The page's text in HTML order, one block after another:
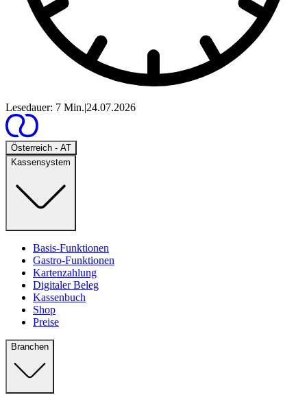
Lesedauer: 7 Min.|24.07.2026
Österreich - ATOpen
Kassensystem
Basis-Funktionen
Gastro-Funktionen
Kartenzahlung
Digitaler Beleg
Kassenbuch
Shop
Preise
Branchen